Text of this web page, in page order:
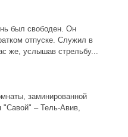
был свободен. Он
отпуске. Служил в
же, услышав стрельбу...
заминированной
"Савой" – Тель-Авив,